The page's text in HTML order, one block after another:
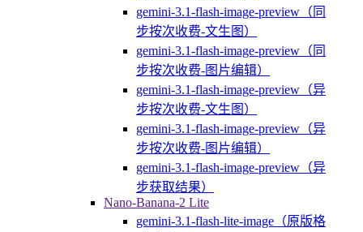
gemini-3.1-flash-image-preview（同
步按次收费-文生图）
gemini-3.1-flash-image-preview（同
步按次收费-图片编辑）
gemini-3.1-flash-image-preview（异
步按次收费-文生图）
gemini-3.1-flash-image-preview（异
步按次收费-图片编辑）
gemini-3.1-flash-image-preview（异
步获取结果）
Nano-Banana-2 Lite
gemini-3.1-flash-lite-image（原版格